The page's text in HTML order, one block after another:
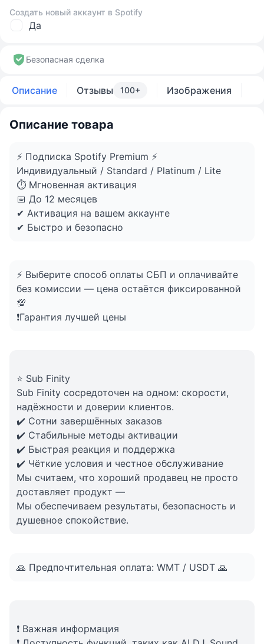
(India)
(India)
(India)
Создать новый аккаунт в Spotify
Да
Безопасная сделка
Описание Отзывы 100+ Изображения
Описание товара
⚡ Подписка Spotify Premium ⚡
Индивидуальный / Standard / Platinum / Lite
⏱ Мгновенная активация
📅 До 12 месяцев
✔ Активация на вашем аккаунте
✔ Быстро и безопасно
⚡ Выберите способ оплаты СБП и оплачивайте
без комиссии — цена остаётся фиксированной
💯
❗️Гарантия лучшей цены
⭐️ Sub Finity
Sub Finity сосредоточен на одном: скорости,
надёжности и доверии клиентов.
✔️ Сотни завершённых заказов
✔️ Стабильные методы активации
✔️ Быстрая реакция и поддержка
✔️ Чёткие условия и честное обслуживание
Мы считаем, что хороший продавец не просто
доставляет продукт —
Мы обеспечиваем результаты, безопасность и
душевное спокойствие.
🙏 Предпочтительная оплата: WMT / USDT 🙏
❗ Важная информация